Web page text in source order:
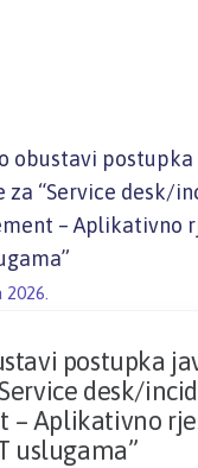
obustavi postupka
za “Service desk/
– Aplikativno
2026.
postupka
desk/
– Aplikativno
uslugama”